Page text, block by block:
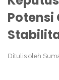
Ditulis oleh